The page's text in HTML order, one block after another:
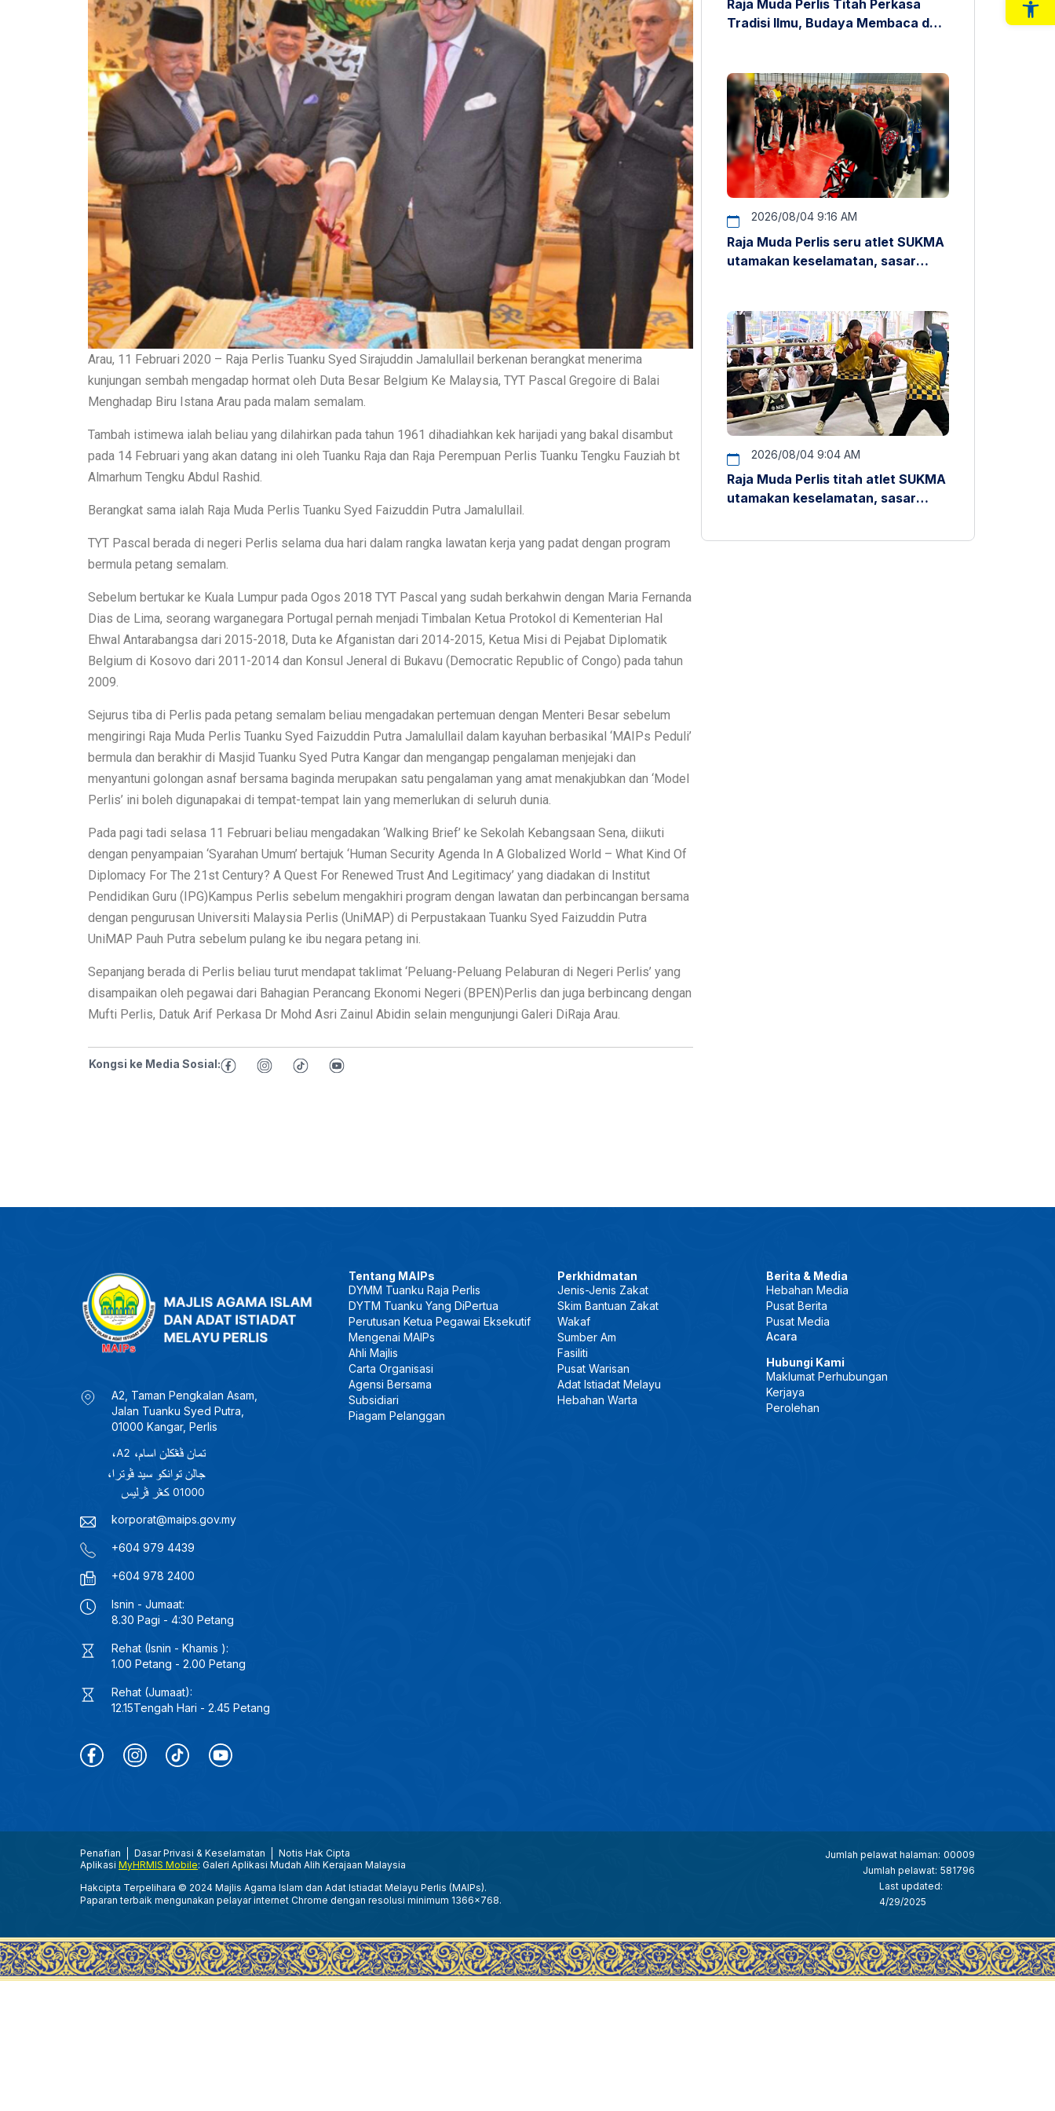
Arau, 11 Februari 2020 – Raja Perlis Tuanku Syed Sirajuddin Jamalullail berkenan berangkat menerima
kunjungan sembah mengadap hormat oleh Duta Besar Belgium Ke Malaysia, TYT Pascal Gregoire di Balai
Menghadap Biru Istana Arau pada malam semalam.
Tambah istimewa ialah beliau yang dilahirkan pada tahun 1961 dihadiahkan kek harijadi yang bakal disambut
pada 14 Februari yang akan datang ini oleh Tuanku Raja dan Raja Perempuan Perlis Tuanku Tengku Fauziah bt
Almarhum Tengku Abdul Rashid.
Berangkat sama ialah Raja Muda Perlis Tuanku Syed Faizuddin Putra Jamalullail.
TYT Pascal berada di negeri Perlis selama dua hari dalam rangka lawatan kerja yang padat dengan program
bermula petang semalam.
Sebelum bertukar ke Kuala Lumpur pada Ogos 2018 TYT Pascal yang sudah berkahwin dengan Maria Fernanda
Dias de Lima, seorang warganegara Portugal pernah menjadi Timbalan Ketua Protokol di Kementerian Hal
Ehwal Antarabangsa dari 2015-2018, Duta ke Afganistan dari 2014-2015, Ketua Misi di Pejabat Diplomatik
Belgium di Kosovo dari 2011-2014 dan Konsul Jeneral di Bukavu (Democratic Republic of Congo) pada tahun
2009.
Sejurus tiba di Perlis pada petang semalam beliau mengadakan pertemuan dengan Menteri Besar sebelum
mengiringi Raja Muda Perlis Tuanku Syed Faizuddin Putra Jamalullail dalam kayuhan berbasikal ‘MAIPs Peduli’
bermula dan berakhir di Masjid Tuanku Syed Putra Kangar dan mengangap pengalaman menjejaki dan
menyantuni golongan asnaf bersama baginda merupakan satu pengalaman yang amat menakjubkan dan ‘Model
Perlis’ ini boleh digunapakai di tempat-tempat lain yang memerlukan di seluruh dunia.
Pada pagi tadi selasa 11 Februari beliau mengadakan ‘Walking Brief’ ke Sekolah Kebangsaan Sena, diikuti
dengan penyampaian ‘Syarahan Umum’ bertajuk ‘Human Security Agenda In A Globalized World – What Kind Of
Diplomacy For The 21st Century? A Quest For Renewed Trust And Legitimacy’ yang diadakan di Institut
Pendidikan Guru (IPG)Kampus Perlis sebelum mengakhiri program dengan lawatan dan perbincangan bersama
dengan pengurusan Universiti Malaysia Perlis (UniMAP) di Perpustakaan Tuanku Syed Faizuddin Putra
UniMAP Pauh Putra sebelum pulang ke ibu negara petang ini.
Sepanjang berada di Perlis beliau turut mendapat taklimat ‘Peluang-Peluang Pelaburan di Negeri Perlis’ yang
disampaikan oleh pegawai dari Bahagian Perancang Ekonomi Negeri (BPEN)Perlis dan juga berbincang dengan
Mufti Perlis, Datuk Arif Perkasa Dr Mohd Asri Zainul Abidin selain mengunjungi Galeri DiRaja Arau.
Kongsi ke Media Sosial:
Raja Muda Perlis Titah Perkasa
Tradisi Ilmu, Budaya Membaca dan
2026/08/04 9:16 AM
Raja Muda Perlis seru atlet SUKMA
utamakan keselamatan, sasar
2026/08/04 9:04 AM
Raja Muda Perlis titah atlet SUKMA
utamakan keselamatan, sasar
A2, Taman Pengkalan Asam,
Jalan Tuanku Syed Putra,
01000 Kangar, Perlis
korporat@maips.gov.my
+604 979 4439
+604 978 2400
Isnin - Jumaat:
8.30 Pagi - 4:30 Petang
Rehat (Isnin - Khamis ):
1.00 Petang - 2.00 Petang
Rehat (Jumaat):
12.15Tengah Hari - 2.45 Petang
Tentang MAIPs
DYMM Tuanku Raja Perlis
DYTM Tuanku Yang DiPertua
Perutusan Ketua Pegawai Eksekutif
Mengenai MAIPs
Ahli Majlis
Carta Organisasi
Agensi Bersama
Subsidiari
Piagam Pelanggan
Perkhidmatan
Jenis-Jenis Zakat
Skim Bantuan Zakat
Wakaf
Sumber Am
Fasiliti
Pusat Warisan
Adat Istiadat Melayu
Hebahan Warta
Berita & Media
Hebahan Media
Pusat Berita
Pusat Media
Acara
Hubungi Kami
Maklumat Perhubungan
Kerjaya
Perolehan
Penafian Dasar Privasi & Keselamatan
Notis Hak Cipta
Aplikasi MyHRMIS Mobile: Galeri Aplikasi Mudah Alih Kerajaan Malaysia
Hakcipta Terpelihara © 2024 Majlis Agama Islam dan Adat Istiadat Melayu Perlis (MAIPs).
Paparan terbaik mengunakan pelayar internet Chrome dengan resolusi minimum 1366x768.
Jumlah pelawat halaman: 00009
Jumlah pelawat: 581796
Last updated:
4/29/2025